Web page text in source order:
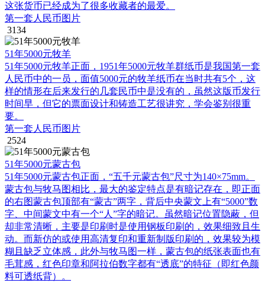
这张货币已经成为了很多收藏者的最爱。
第一套人民币图片
3134
51年5000元牧羊
51年5000元牧羊正面，1951年5000元牧羊群纸币是我国第一套
人民币中的一员，面值5000元的牧羊纸币在当时共有5个，这
样的情形在后来发行的几套民币中是没有的，虽然这版币发行
时间早，但它的票面设计和铸造工艺很讲究，学会鉴别很重
要。
第一套人民币图片
2524
51年5000元蒙古包
51年5000元蒙古包正面，“五千元蒙古包”尺寸为140×75mm。
蒙古包与牧马图相比，最大的鉴定特点是有暗记存在，即正面
的右图蒙古包顶部有“蒙古”两字，背后中央蒙文上有“5000”数
字、中间蒙文中有一个“人”字的暗记。虽然暗记位置隐蔽，但
却非常清晰，主要是印刷时是使用钢板印刷的，效果细致且生
动。而新仿的或使用高清复印和重新制版印刷的，效果较为模
糊且缺乏立体感，此外与牧马图一样，蒙古包的纸张表面也有
毛茸感，红色印章和阿拉伯数字都有“透底”的特征（即红色颜
料可透纸背）。